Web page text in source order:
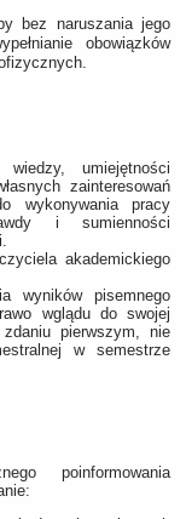
bez naruszania jego
obowiązków
umiejętności
zainteresowań
wykonywania pracy
i sumienności
akademickiego
wyników pisemnego
wglądu do swojej
pierwszym, nie
w semestrze
poinformowania